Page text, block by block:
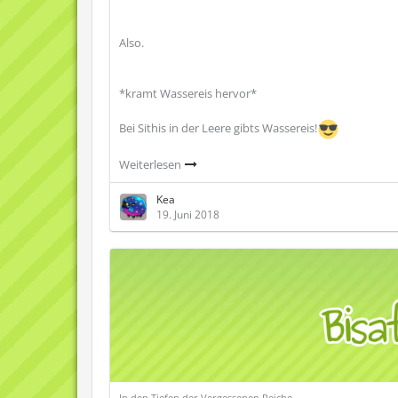
Also.
*kramt Wassereis hervor*
Bei Sithis in der Leere gibts Wassereis!
Weiterlesen
Kea
19. Juni 2018